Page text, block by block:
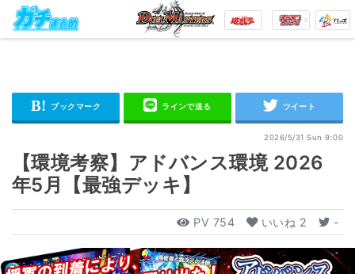
2026/5/31 Sun 9:00
【環境考察】アドバンス環境 2026
年5月【最強デッキ】
PV 754 いいね 2 -